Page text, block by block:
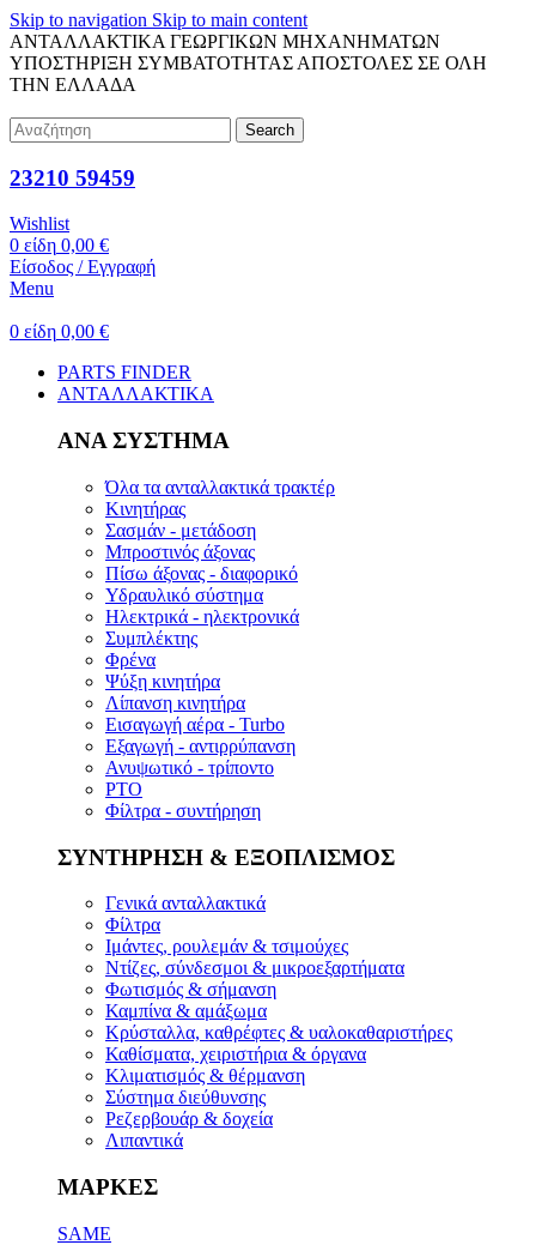
Skip to navigation Skip to main content
ΑΝΤΑΛΛΑΚΤΙΚΑ ΓΕΩΡΓΙΚΩΝ ΜΗΧΑΝΗΜΑΤΩΝ
ΥΠΟΣΤΗΡΙΞΗ ΣΥΜΒΑΤΟΤΗΤΑΣ ΑΠΟΣΤΟΛΕΣ ΣΕ ΟΛΗ
ΤΗΝ ΕΛΛΑΔΑ
Search
23210 59459
Wishlist
0 είδη 0,00 €
Είσοδος / Εγγραφή
Menu
0 είδη 0,00 €
PARTS FINDER
ΑΝΤΑΛΛΑΚΤΙΚΑ
ΑΝΑ ΣΥΣΤΗΜΑ
Όλα τα ανταλλακτικά τρακτέρ
Κινητήρας
Σασμάν - μετάδοση
Μπροστινός άξονας
Πίσω άξονας - διαφορικό
Υδραυλικό σύστημα
Ηλεκτρικά - ηλεκτρονικά
Συμπλέκτης
Φρένα
Ψύξη κινητήρα
Λίπανση κινητήρα
Εισαγωγή αέρα - Turbo
Εξαγωγή - αντιρρύπανση
Ανυψωτικό - τρίποντο
PTO
Φίλτρα - συντήρηση
ΣΥΝΤΗΡΗΣΗ & ΕΞΟΠΛΙΣΜΟΣ
Γενικά ανταλλακτικά
Φίλτρα
Ιμάντες, ρουλεμάν & τσιμούχες
Ντίζες, σύνδεσμοι & μικροεξαρτήματα
Φωτισμός & σήμανση
Καμπίνα & αμάξωμα
Κρύσταλλα, καθρέφτες & υαλοκαθαριστήρες
Καθίσματα, χειριστήρια & όργανα
Κλιματισμός & θέρμανση
Σύστημα διεύθυνσης
Ρεζερβουάρ & δοχεία
Λιπαντικά
ΜΑΡΚΕΣ
SAME